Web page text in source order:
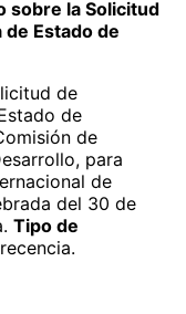
sobre la Solicitud
Estado de
de
de
de
para
de
del 30 de
Tipo de